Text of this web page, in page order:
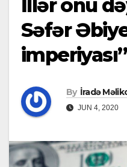
İllər onu
Səfər
By İradə
JUN 4, 2020